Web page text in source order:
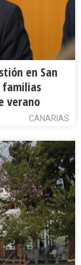
en San
familias
verano
CANARIAS